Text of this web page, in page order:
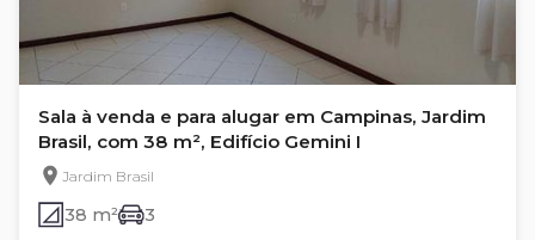
Sala à venda e para alugar em Campinas, Jardim
Brasil, com 38 m², Edifício Gemini I
Jardim Brasil
38 m² 3